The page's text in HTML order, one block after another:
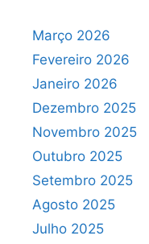
Março 2026
Fevereiro 2026
Janeiro 2026
Dezembro 2025
Novembro 2025
Outubro 2025
Setembro 2025
Agosto 2025
Julho 2025